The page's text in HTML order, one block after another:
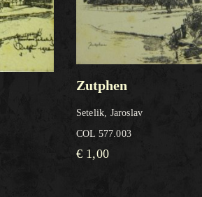
Zutphen
Setelik, Jaroslav
COL 577.003
€ 1,00